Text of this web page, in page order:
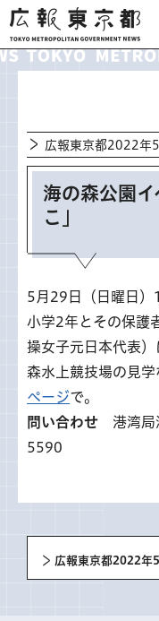
広報東京都
広報東京都2022年
海の森公園イ
こ」
5月29日（日曜日）
小学2年とその保護
操女子元日本代表
森水上競技場の見学
ページで。
問い合わせ 港湾局
5590
広報東京都2022年